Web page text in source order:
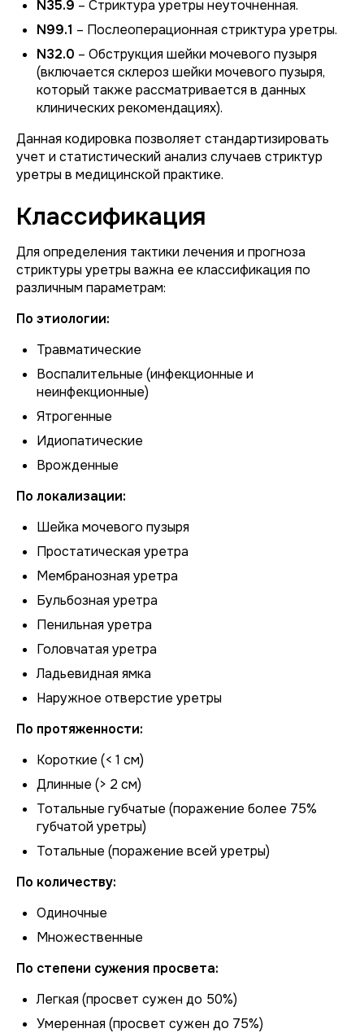
N35.9 – Стриктура уретры неуточненная.
N99.1 – Послеоперационная стриктура уретры.
N32.0 – Обструкция шейки мочевого пузыря
(включается склероз шейки мочевого пузыря,
который также рассматривается в данных
клинических рекомендациях).
Данная кодировка позволяет стандартизировать
учет и статистический анализ случаев стриктур
уретры в медицинской практике.
Классификация
Для определения тактики лечения и прогноза
стриктуры уретры важна ее классификация по
различным параметрам:
По этиологии:
Травматические
Воспалительные (инфекционные и
неинфекционные)
Ятрогенные
Идиопатические
Врожденные
По локализации:
Шейка мочевого пузыря
Простатическая уретра
Мембранозная уретра
Бульбозная уретра
Пенильная уретра
Головчатая уретра
Ладьевидная ямка
Наружное отверстие уретры
По протяженности:
Короткие (< 1 см)
Длинные (> 2 см)
Тотальные губчатые (поражение более 75%
губчатой уретры)
Тотальные (поражение всей уретры)
По количеству:
Одиночные
Множественные
По степени сужения просвета:
Легкая (просвет сужен до 50%)
Умеренная (просвет сужен до 75%)